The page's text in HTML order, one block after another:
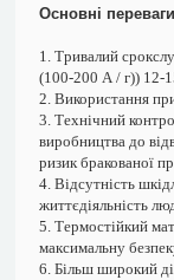
Основні
1. Тривалий
(100-200 А / г)) 12-
2. Використання
3. Технічний
виробництва до
ризик бракованої
4. Відсутність
життєдіяльність
5. Термостійкий
максимальну
6. Більш широкий